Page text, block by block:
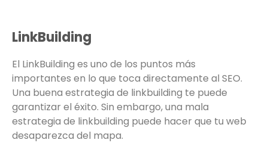
LinkBuilding
El LinkBuilding es uno de los puntos más
importantes en lo que toca directamente al SEO.
Una buena estrategia de linkbuilding te puede
garantizar el éxito. Sin embargo, una mala
estrategia de linkbuilding puede hacer que tu web
desaparezca del mapa.